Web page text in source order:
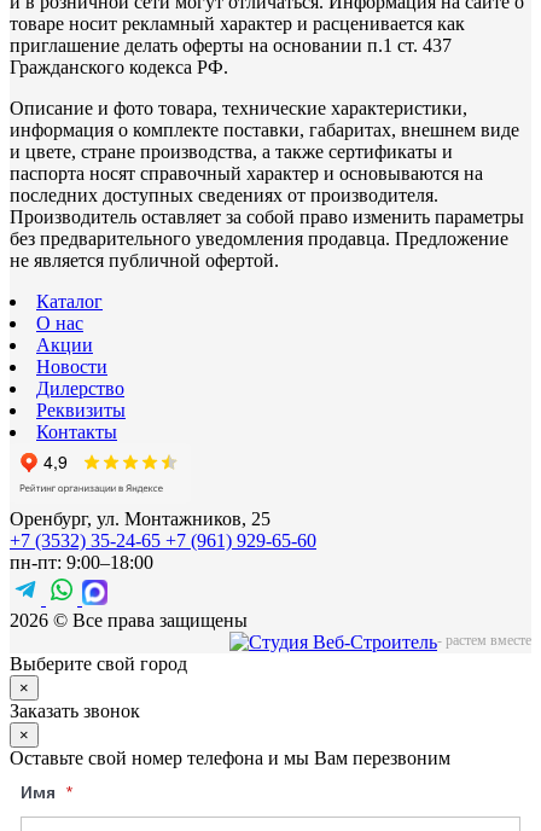
товаре носит рекламный характер и расценивается как
приглашение делать оферты на основании п.1 ст. 437
Гражданского кодекса РФ.
Описание и фото товара, технические характеристики,
информация о комплекте поставки, габаритах, внешнем виде
и цвете, стране производства, а также сертификаты и
паспорта носят справочный характер и основываются на
последних доступных сведениях от производителя.
Производитель оставляет за собой право изменить параметры
без предварительного уведомления продавца. Предложение
не является публичной офертой.
Каталог
О нас
Акции
Новости
Дилерство
Реквизиты
Контакты
Оренбург, ул. Монтажников, 25
+7 (3532) 35-24-65 +7 (961) 929-65-60
пн-пт: 9:00–18:00
2026 © Все права защищены
- растем вместе
Выберите свой город
×
Заказать звонок
×
Оставьте свой номер телефона и мы Вам перезвоним
Имя